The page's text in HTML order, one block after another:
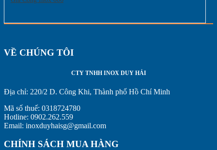
VỀ CHÚNG TÔI
CTY TNHH INOX DUY HẢI
Địa chỉ: 220/2 D. Công Khi, Thành phố Hồ Chí Minh
Mã số thuế: 0318724780
Hotline: 0902.262.559
Email: inoxduyhaisg@gmail.com
CHÍNH SÁCH MUA HÀNG